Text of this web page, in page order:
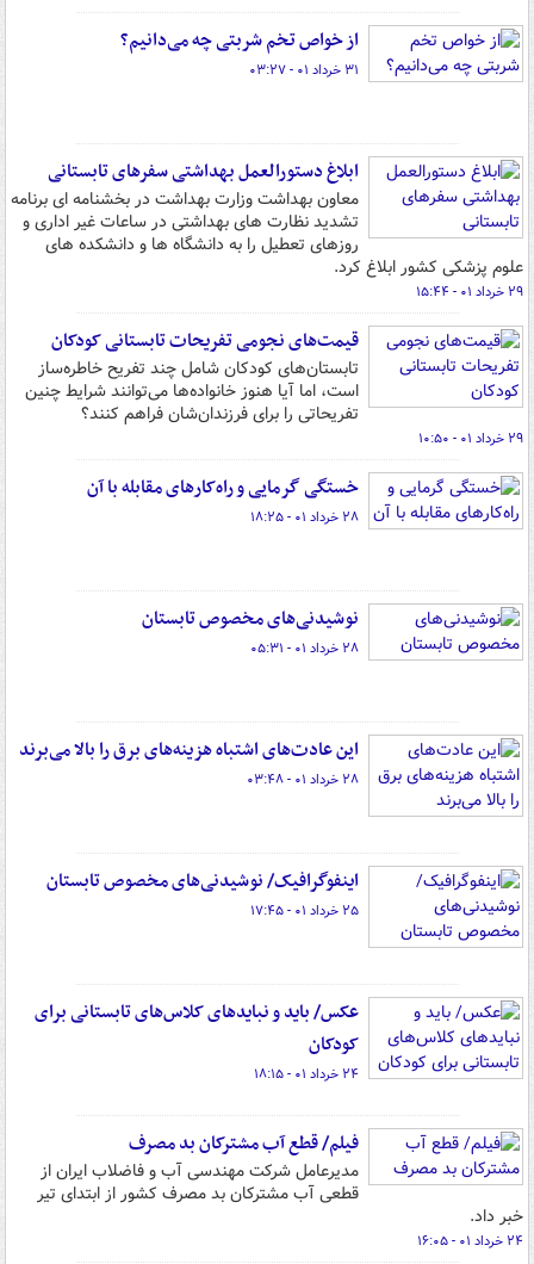
از خواص تخم شربتی چه می‌دانیم؟
۳۱ خرداد ۰۱ - ۰۳:۲۷
ابلاغ دستورالعمل بهداشتی سفرهای تابستانی
معاون بهداشت وزارت بهداشت در بخشنامه ای برنامه
تشدید نظارت های بهداشتی در ساعات غیر اداری و
روزهای تعطیل را به دانشگاه ها و دانشکده های
علوم پزشکی کشور ابلاغ کرد.
۲۹ خرداد ۰۱ - ۱۵:۴۴
قیمت‌های نجومی تفریحات تابستانی کودکان
تابستان‌های کودکان شامل چند تفریح خاطره‌ساز
است، اما آیا هنوز خانواده‌ها می‌توانند شرایط چنین
تفریحاتی را برای فرزندان‌شان فراهم کنند؟
۲۹ خرداد ۰۱ - ۱۰:۵۰
خستگی گرمایی و راه‌کارهای مقابله با آن
۲۸ خرداد ۰۱ - ۱۸:۲۵
نوشیدنی‌های مخصوص تابستان
۲۸ خرداد ۰۱ - ۰۵:۳۱
این عادت‌های اشتباه هزینه‌های برق را بالا می‌برند
۲۸ خرداد ۰۱ - ۰۳:۴۸
اینفوگرافیک/ نوشیدنی‌های مخصوص تابستان
۲۵ خرداد ۰۱ - ۱۷:۴۵
عکس/ باید و نبایدهای کلاس‌های تابستانی برای
کودکان
۲۴ خرداد ۰۱ - ۱۸:۱۵
فیلم/ قطع آب مشترکان بد مصرف
مدیرعامل شرکت مهندسی آب و فاضلاب ایران از
قطعی آب مشترکان بد مصرف کشور از ابتدای تیر
خبر داد.
۲۴ خرداد ۰۱ - ۱۶:۰۵